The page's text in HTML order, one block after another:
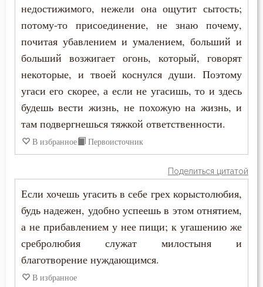
Тело
Терпение
Троица
Тщеславие
Украшение
Хула
Царство небесное
Целомудрие
недостижимого, нежели она ощутит сытость;
потому-то присоединение, не знаю почему,
почитая убавлением и умалением, больший и
больший возжигает огонь, который, говорят
некоторые, и твоей коснулся души. Поэтому
угаси его скорее, а если не угасишь, то и здесь
будешь вести жизнь, не похожую на жизнь, и
там подвергнешься тяжкой ответственности.
В избранное Первоисточник
Поделиться цитатой
Если хочешь угасить в себе грех корыстолюбия,
будь надежен, удобно успеешь в этом отнятием,
а не прибавлением у нее пищи; к угашению же
сребролюбия служат милостыня и
благотворение нуждающимся.
В избранное